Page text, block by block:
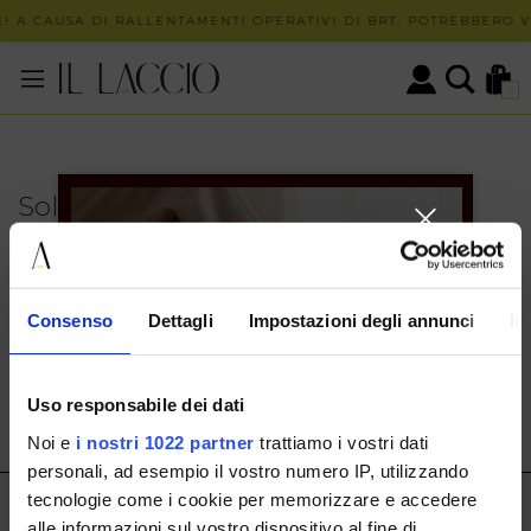
Consenso Dettagli Impostazioni degli annunci
Uso responsabile dei dati
Noi e i nostri 1022 partner trattiamo i vostri dati
personali, ad esempio il vostro numero IP, utilizzando
tecnologie come i cookie per memorizzare e accedere
A CAUSA DI RALLENTAMENTI OPERATIVI DI BRT, POTREBBERO
0
Solo in negozio
PUOI TROVARE QUESTO ARTICOLO SOLO PRESSO I
NOSTRI PUNTI VENDITA:
customerservice@illaccio.it
IL LACCIO